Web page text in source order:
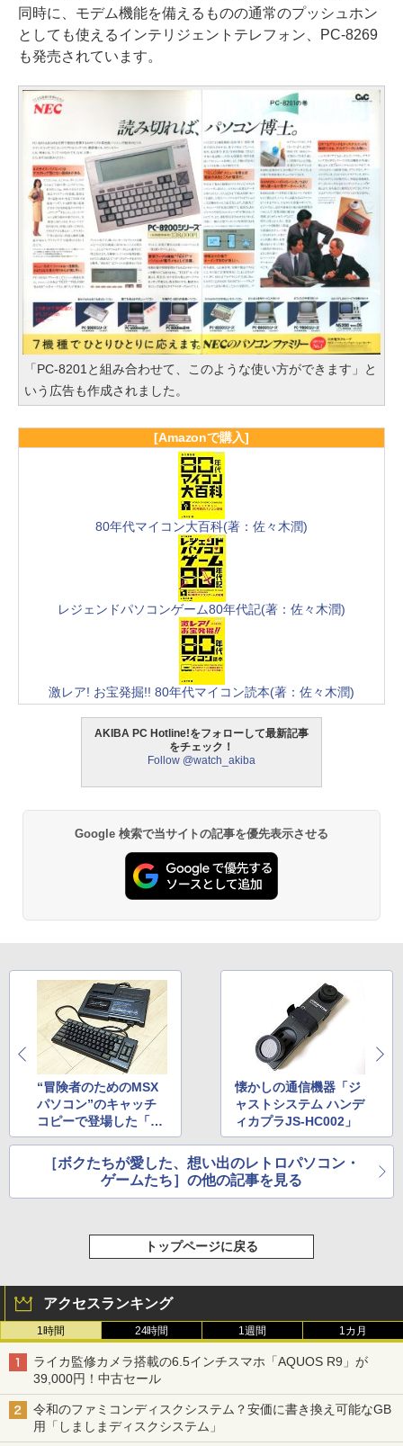
同時に、モデム機能を備えるものの通常のプッシュホン
としても使えるインテリジェントテレフォン、PC-8269
も発売されています。
「PC-8201と組み合わせて、このような使い方ができます」と
いう広告も作成されました。
[Amazonで購入]
80年代マイコン大百科(著：佐々木潤)
レジェンドパソコンゲーム80年代記(著：佐々木潤)
激レア! お宝発掘!! 80年代マイコン読本(著：佐々木潤)
AKIBA PC Hotline!をフォローして最新記事
をチェック！
Follow @watch_akiba
Google 検索で当サイトの記事を優先表示させる
“冒険者のためのMSX
パソコン”のキャッチ
コピーで登場した「日
立 H50」
懐かしの通信機器「ジ
ャストシステム ハンデ
ィカプラJS-HC002」
［ボクたちが愛した、想い出のレトロパソコン・
ゲームたち］の他の記事を見る
トップページに戻る
アクセスランキング
1時間 24時間 1週間 1カ月
ライカ監修カメラ搭載の6.5インチスマホ「AQUOS R9」が
39,000円！中古セール
令和のファミコンディスクシステム？安価に書き換え可能なGB
用「しましまディスクシステム」